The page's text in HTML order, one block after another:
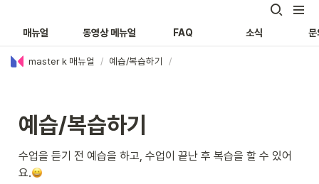
매뉴얼 동영상 메뉴얼 FAQ 소식 문
master k 매뉴얼 / 예습/복습하기 /
예습/복습하기
수업을 듣기 전 예습을 하고, 수업이 끝난 후 복습을 할 수 있어
요.